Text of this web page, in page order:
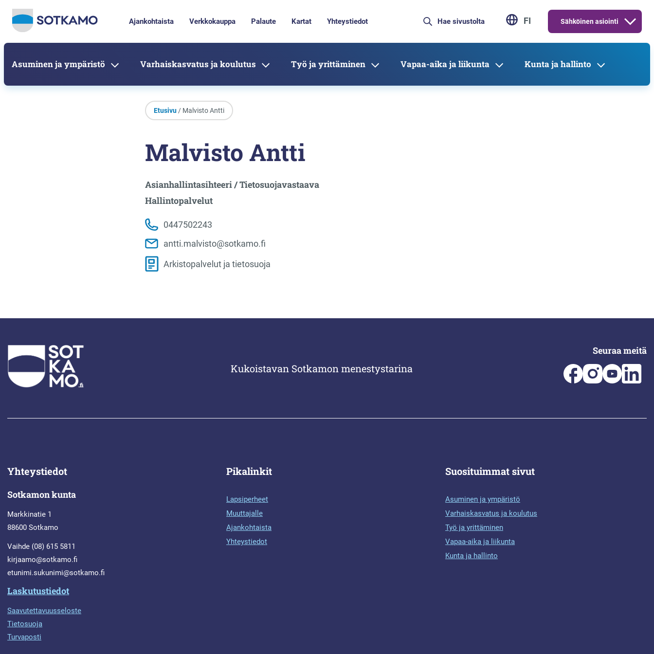
Ajankohtaista Verkkokauppa Palaute Kartat Yhteystiedot FI Sähköinen asiointi
Asuminen ja ympäristö Varhaiskasvatus ja koulutus Työ ja yrittäminen Vapaa-aika ja liikunta Kunta ja hallinto
Etusivu/ Malvisto Antti
Malvisto Antti
Asianhallintasihteeri / Tietosuojavastaava
Hallintopalvelut
0447502243
antti.malvisto@sotkamo.fi
Arkistopalvelut ja tietosuoja
Kukoistavan Sotkamon menestystarina
Seuraa meitä
Yhteystiedot
Sotkamon kunta
Markkinatie 1
88600 Sotkamo
Vaihde (08) 615 5811
kirjaamo@sotkamo.fi
etunimi.sukunimi@sotkamo.fi
Laskutustiedot
Saavutettavuusseloste
Tietosuoja
Turvaposti
Pikalinkit
Lapsiperheet
Muuttajalle
Ajankohtaista
Yhteystiedot
Suosituimmat sivut
Asuminen ja ympäristö
Varhaiskasvatus ja koulutus
Työ ja yrittäminen
Vapaa-aika ja liikunta
Kunta ja hallinto